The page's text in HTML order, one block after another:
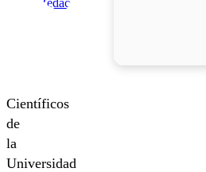
Científicos
de
la
Universidad